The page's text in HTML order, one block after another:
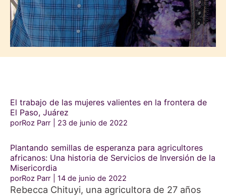
El trabajo de las mujeres valientes en la frontera de
El Paso, Juárez
porRoz Parr 23 de junio de 2022
Plantando semillas de esperanza para agricultores
africanos: Una historia de Servicios de Inversión de la
Misericordia
porRoz Parr 14 de junio de 2022
Rebecca Chituyi, una agricultora de 27 años